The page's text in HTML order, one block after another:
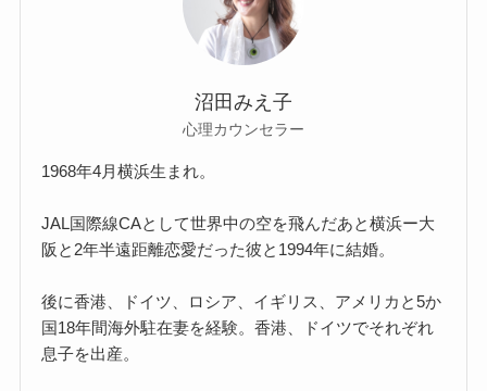
沼田みえ子
心理カウンセラー
1968年4月横浜生まれ。
JAL国際線CAとして世界中の空を飛んだあと横浜ー大
阪と2年半遠距離恋愛だった彼と1994年に結婚。
後に香港、ドイツ、ロシア、イギリス、アメリカと5か
国18年間海外駐在妻を経験。香港、ドイツでそれぞれ
息子を出産。